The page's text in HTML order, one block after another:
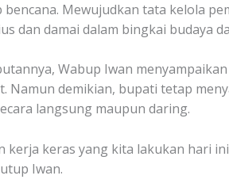
bencana. Mewujudkan tata kelola
dan damai dalam bingkai budaya
Wabup Iwan
Namun demikian, bupati tetap
langsung maupun daring.
kerja keras yang kita lakukan hari
Iwan.